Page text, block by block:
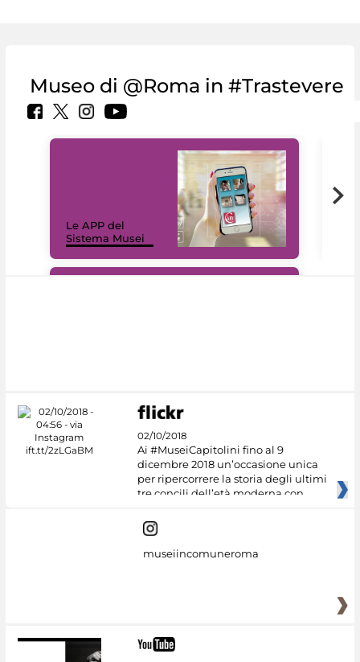
Museo di @Roma in #Trastevere
Le APP del
Sistema Musei
02/10/2018
Ai #MuseiCapitolini fino al 9
dicembre 2018 un’occasione unica
per ripercorrere la storia degli ultimi
tre concili dell’età moderna con
museiincomuneroma